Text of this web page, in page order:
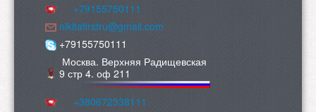
+79155750111
nikitafirstru@gmail.com
+79155750111
Москва. Верхняя Радищевская
9 стр 4. оф 211
+380672338111